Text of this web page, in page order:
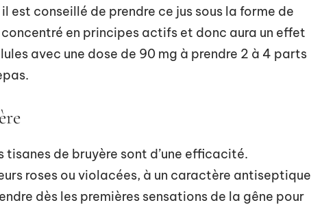
est conseillé de prendre ce jus sous la forme de
en principes actifs et donc aura un effet
avec une dose de 90 mg à prendre 2 à 4 parts
tisanes de bruyère sont d’une efficacité.
roses ou violacées, à un caractère antiseptique
dès les premières sensations de la gêne pour